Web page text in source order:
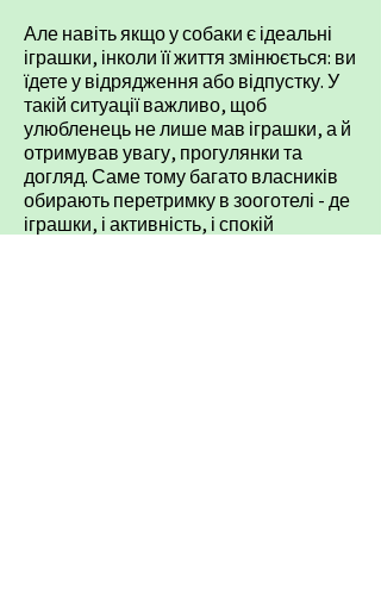
Але навіть якщо у собаки є ідеальні
іграшки, інколи її життя змінюється: ви
їдете у відрядження або відпустку. У
такій ситуації важливо, щоб
улюбленець не лише мав іграшки, а й
отримував увагу, прогулянки та
догляд. Саме тому багато власників
обираютьперетримку в зооготелі - де
іграшки, і активність, і спокій